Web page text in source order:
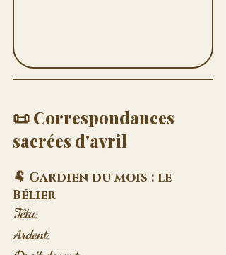
📜 Correspondances
sacrées d'avril
🐏 Gardien du mois : le
Bélier
Têtu.
Ardent.